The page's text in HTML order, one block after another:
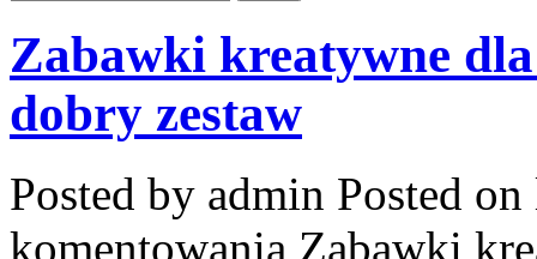
Zabawki kreatywne
dobry zestaw
Posted by admin Posted
komentowania Zabawki